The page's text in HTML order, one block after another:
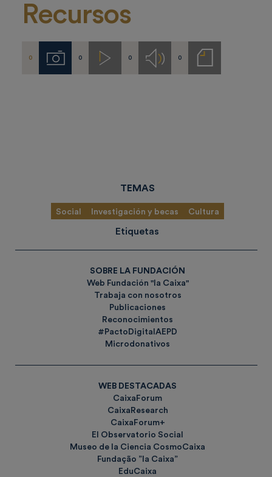
Recursos
0 Imágenes
0 Videos
0 Audios
0
Notas
de
TEMAS
Social Investigación y becas Cultura
Etiquetas
SOBRE LA FUNDACIÓN
Web Fundación "la Caixa"
Trabaja con nosotros
Publicaciones
Reconocimientos
#PactoDigitalAEPD
Microdonativos
WEB DESTACADAS
CaixaForum
CaixaResearch
CaixaForum+
El Observatorio Social
Museo de la Ciencia CosmoCaixa
Fundação ”la Caixa”
EduCaixa